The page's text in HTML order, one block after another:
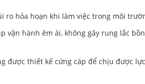
ro hỏa hoạn khi làm việc trong môi
vận hành êm ái, không gây rung lắc
được thiết kế cứng cáp để chịu được